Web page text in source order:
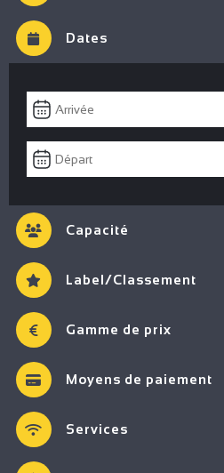
Dates
Capacité
Label/Classement
Gamme de prix
Moyens de paiement
Services